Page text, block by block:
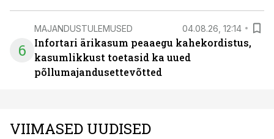
6
MAJANDUSTULEMUSED 04.08.26, 12:14
Infortari ärikasum peaaegu kahekordistus,
kasumlikkust toetasid ka uued
põllumajandusettevõtted
VIIMASED UUDISED